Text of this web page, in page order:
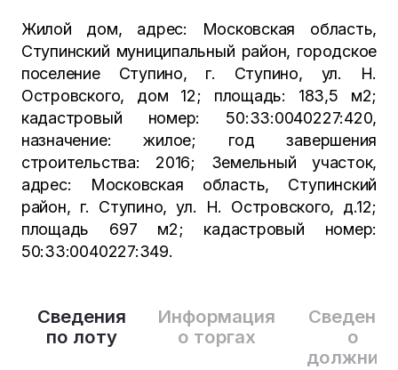
Сведения
по лоту
Информация
о торгах
Сведения
о
Жилой дом, адрес: Московская область,
Ступинский муниципальный район, городское
поселение Ступино, г. Ступино, ул. Н.
Островского, дом 12; площадь: 183,5 м2;
кадастровый номер: 50:33:0040227:420,
назначение: жилое; год завершения
строительства: 2016; Земельный участок,
адрес: Московская область, Ступинский
район, г. Ступино, ул. Н. Островского, д.12;
площадь 697 м2; кадастровый номер:
50:33:0040227:349.